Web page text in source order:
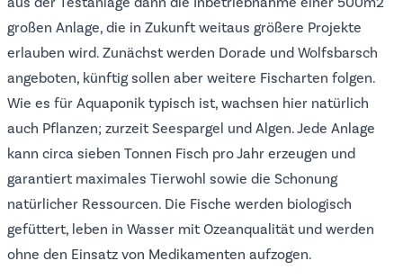
großen Anlage, die in Zukunft weitaus größere Projekte
erlauben wird. Zunächst werden Dorade und Wolfsbarsch
angeboten, künftig sollen aber weitere Fischarten folgen.
Wie es für Aquaponik typisch ist, wachsen hier natürlich
auch Pflanzen; zurzeit Seespargel und Algen. Jede Anlage
kann circa sieben Tonnen Fisch pro Jahr erzeugen und
garantiert maximales Tierwohl sowie die Schonung
natürlicher Ressourcen. Die Fische werden biologisch
gefüttert, leben in Wasser mit Ozeanqualität und werden
ohne den Einsatz von Medikamenten aufzogen.